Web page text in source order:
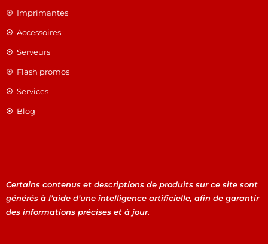
Imprimantes
Accessoires
Serveurs
Flash promos
Services
Blog
Certains contenus et descriptions de produits sur ce site sont
générés à l’aide d’une intelligence artificielle, afin de garantir
des informations précises et à jour.